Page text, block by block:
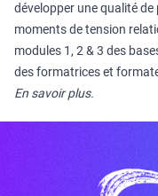
développer une qualité
moments de tension
modules 1, 2 & 3 des
des formatrices et
En savoir plus.